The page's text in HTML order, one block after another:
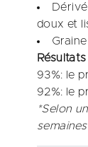
doux et
93%: le
92%: le
*Selon